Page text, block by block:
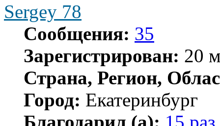
Sergey 78
Сообщения: 35
Зарегистрирован: 20
Страна, Регион,
Город: Екатеринбург
Благодарил (а): 15 раз